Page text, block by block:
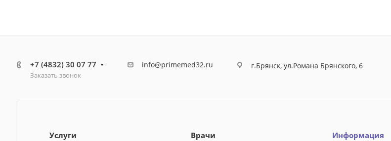
+7 (4832) 30 07 77
Заказать звонок
info@primemed32.ru г.Брянск, ул.Романа Брянского, 6
Услуги Врачи Информация